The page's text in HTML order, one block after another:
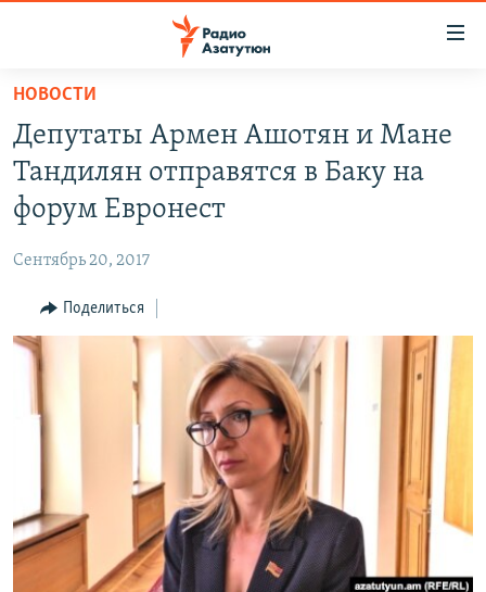
Перейти
основному
содержанию
Перейти
основной
навигации
Перейти
поиску
НОВОСТИ
ПОЛИТИКА
ЭКОНОМИКА
РЕГИОН
НАГОРНЫЙ КАРАБАХ
КУЛЬТУРА
СПОРТ
Հայերեն
English
НОВОСТИ
Депутаты Армен Ашотян и Мане
Тандилян отправятся в Баку на
форум Евронест
Сентябрь 20, 2017
Поделиться